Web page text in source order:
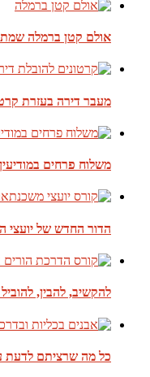
אולם קטן ברמלה
מעבר דירה בעזרת
משלוח פרחים
הדור החדש של
להקשיב, להבין,
כל מה שרציתם לדעת